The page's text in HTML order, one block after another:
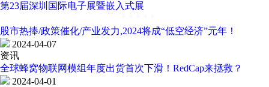
第23届深圳国际电子展暨嵌入式展
股市热捧/政策催化/产业发力,2024将成“低空经济”元年！
2024-04-07
资讯
全球蜂窝物联网模组年度出货首次下滑！RedCap来拯救？
2024-04-01